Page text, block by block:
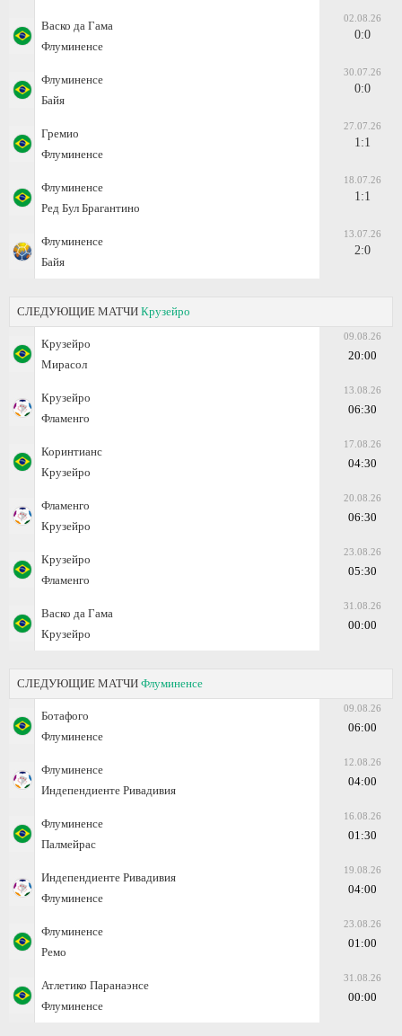
Васко да Гама
Флуминенсе
02.08.26
0:0
Флуминенсе
Байя
30.07.26
0:0
Гремио
Флуминенсе
27.07.26
1:1
Флуминенсе
Ред Бул Брагантино
18.07.26
1:1
Флуминенсе
Байя
13.07.26
2:0
СЛЕДУЮЩИЕ МАТЧИ Крузейро
Крузейро
Мирасол
09.08.26
20:00
Крузейро
Фламенго
13.08.26
06:30
Коринтианс
Крузейро
17.08.26
04:30
Фламенго
Крузейро
20.08.26
06:30
Крузейро
Фламенго
23.08.26
05:30
Васко да Гама
Крузейро
31.08.26
00:00
СЛЕДУЮЩИЕ МАТЧИ Флуминенсе
Ботафого
Флуминенсе
09.08.26
06:00
Флуминенсе
Индепендиенте Ривадивия
12.08.26
04:00
Флуминенсе
Палмейрас
16.08.26
01:30
Индепендиенте Ривадивия
Флуминенсе
19.08.26
04:00
Флуминенсе
Ремо
23.08.26
01:00
Атлетико Паранаэнсе
Флуминенсе
31.08.26
00:00